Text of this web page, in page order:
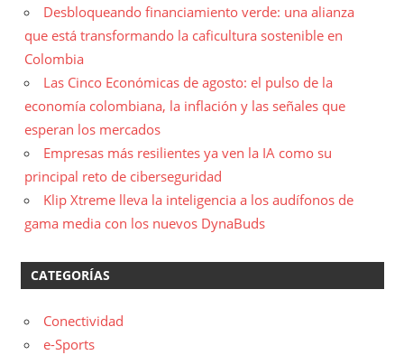
Desbloqueando financiamiento verde: una alianza
que está transformando la caficultura sostenible en
Colombia
Las Cinco Económicas de agosto: el pulso de la
economía colombiana, la inflación y las señales que
esperan los mercados
Empresas más resilientes ya ven la IA como su
principal reto de ciberseguridad
Klip Xtreme lleva la inteligencia a los audífonos de
gama media con los nuevos DynaBuds
CATEGORÍAS
Conectividad
e-Sports